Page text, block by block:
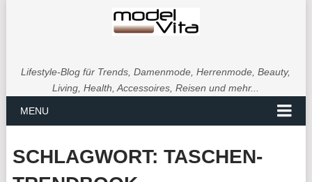
Lifestyle-Blog für Trends, Damenmode, Herrenmode, Beauty,
Living, Health, Accessoires, Reisen und mehr...
MENU
SCHLAGWORT: TASCHEN-